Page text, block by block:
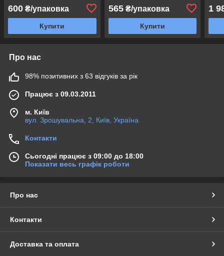
600 ₴/упаковка
Купити
565₴/упаковка
Купити
1
Про нас
98% позитивних з 63 відгуків за рік
Працює з 09.03.2011
м. Київ
вул. Зрошувальна, 2, Київ, Україна
Контакти
Сьогодні працює з 09:00 до 18:00
Показати весь графік роботи
Про нас
Контакти
Доставка та оплата